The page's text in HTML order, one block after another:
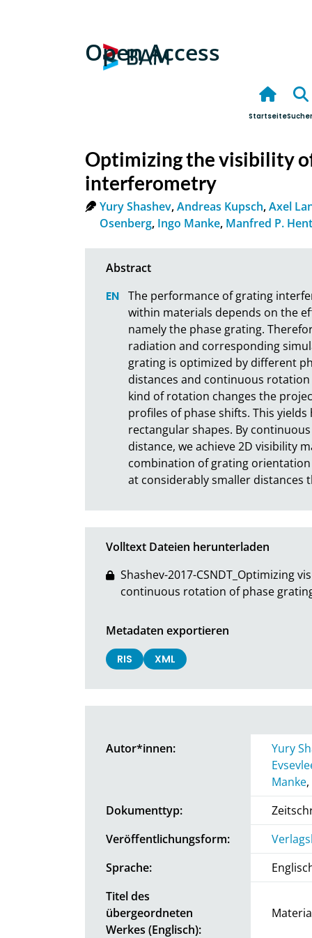
Open Access
Startseite
Optimizing the visibility
interferometry
Yury Shashev,Andreas Kupsch,Axel
Osenberg, Ingo Manke, Manfred P.
The performance of grating
within materials depends on the
namely the phase grating.
radiation and corresponding
grating is optimized by different
distances and continuous
kind of rotation changes the
profiles of phase shifts. This
rectangular shapes. By
distance, we achieve 2D visibility
combination of grating
at considerably smaller distances
Volltext Dateien herunterladen
Shashev-2017-CSNDT_Optimizing
continuous rotation of phase
Metadaten exportieren
RIS XML
Autor*innen:
Yury
Manke,
Dokumenttyp:
Veröffentlichungsform:
Sprache:
Titel des
übergeordneten
Werkes (Englisch):